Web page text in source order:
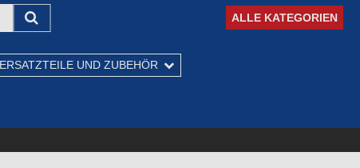
ALLE KATEGORIEN
ERSATZTEILE UND ZUBEHÖR